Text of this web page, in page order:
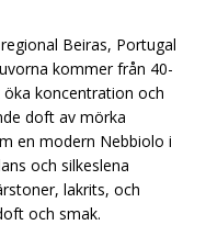
Beiras, Portugal
kommer från 40-
koncentration och
doft av mörka
en modern Nebbiolo i
och silkeslena
lakrits, och
och smak.